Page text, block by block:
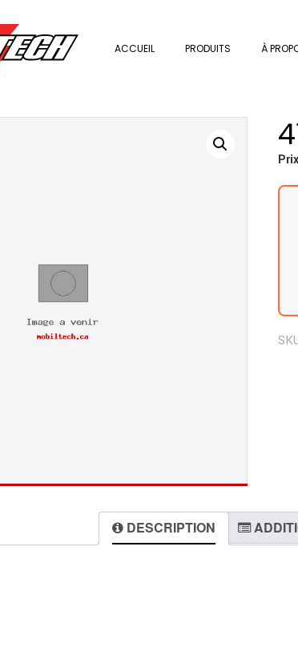
ACCUEIL PRODUITS À
DESCRIPTION